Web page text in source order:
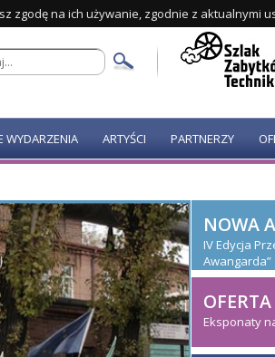
zgodę na ich używanie, zgodnie z aktualnymi
WYDARZENIA ARTYŚCI PARTNERZY
NOWA
IV Edycja
Awangarda”
Eksponaty